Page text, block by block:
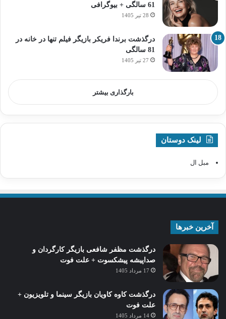
61 سالگی + بیوگرافی
28 تیر 1405
درگذشت برندا فریکر بازیگر فیلم تنها در خانه در
81 سالگی
27 تیر 1405
بارگذاری بیشتر
لینک دوستان
مبل ال
آخرین خبرها
درگذشت مظفر شافعی بازیگر کارگردان و
صداپیشه پیشکسوت + علت فوت
17 مرداد 1405
درگذشت کاوه کاویان بازیگر سینما و تلویزیون +
علت فوت
14 مرداد 1405